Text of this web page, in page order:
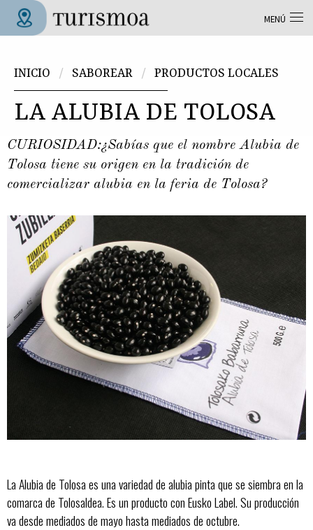
Pasar al contenido principal
INICIO
SABOREAR PRODUCTOS LOCALES
LA ALUBIA DE TOLOSA
CURIOSIDAD:¿Sabías que el nombre Alubia de
Tolosa tiene su origen en la tradición de
comercializar alubia en la feria de Tolosa?
La Alubia de Tolosa es una variedad de alubia pinta que se siembra en la
comarca de Tolosaldea. Es un producto con Eusko Label. Su producción
va desde mediados de mayo hasta mediados de octubre.
MENÚ